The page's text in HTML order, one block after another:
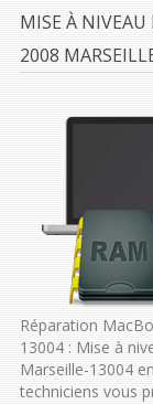
MISE À NIVEAU
2008
Réparation
13004 : Mise à
Marseille-13004
techniciens vous